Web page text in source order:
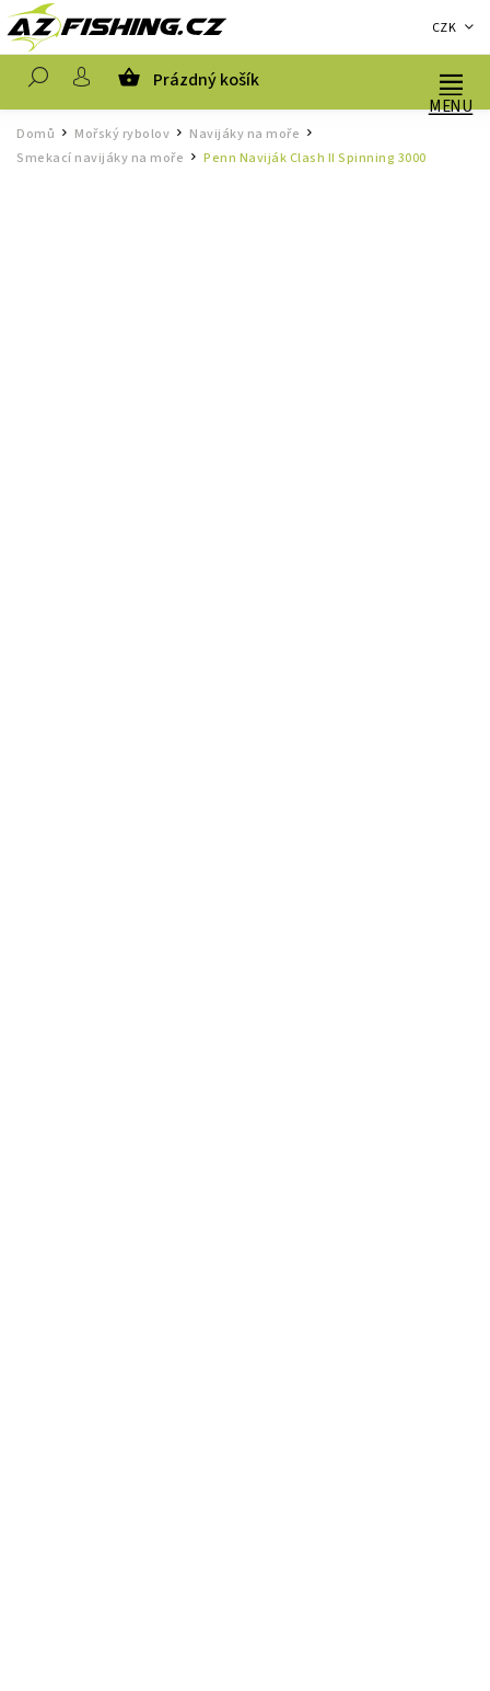
CZK
Prázdný košík
Domů / Mořský rybolov / Navijáky na moře /
Smekací navijáky na moře / Penn Naviják Clash II Spinning 3000